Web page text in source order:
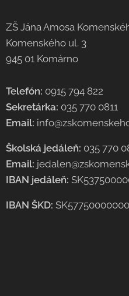
ZŠ Jána Amosa
Komenského ul. 3
945 01 Komárno
Telefón: 0915 794 822
Sekretárka: 035 770 0811
Email:
Školská jedáleň: 035 770
Email:
IBAN jedáleň:
IBAN ŠKD: